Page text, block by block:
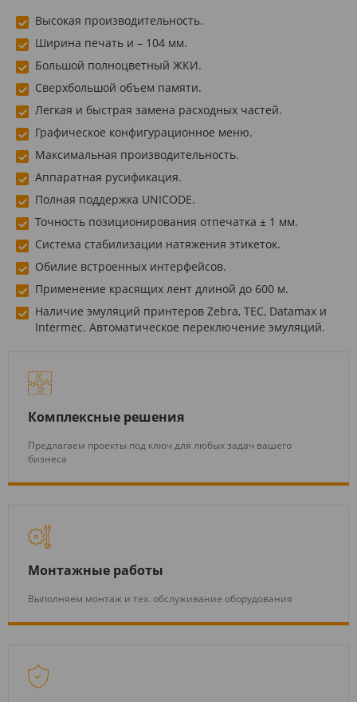
Высокая производительность.
Ширина печать и – 104 мм.
Большой полноцветный ЖКИ.
Сверхбольшой объем памяти.
Легкая и быстрая замена расходных частей.
Графическое конфигурационное меню.
Максимальная производительность.
Аппаратная русификация.
Полная поддержка UNICODE.
Точность позиционирования отпечатка ± 1 мм.
Система стабилизации натяжения этикеток.
Обилие встроенных интерфейсов.
Применение красящих лент длиной до 600 м.
Наличие эмуляций принтеров Zebra, TEC, Datamaх и
Intermec. Автоматическое переключение эмуляций.
Комплексные решения
Предлагаем проекты под ключ для любых задач вашего
бизнеса
Монтажные работы
Выполняем монтаж и тех. обслуживание оборудования